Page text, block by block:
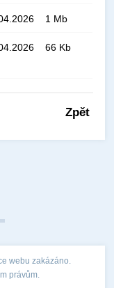
1 Mb
66 Kb
Zpět
webu zakázáno.
právům.